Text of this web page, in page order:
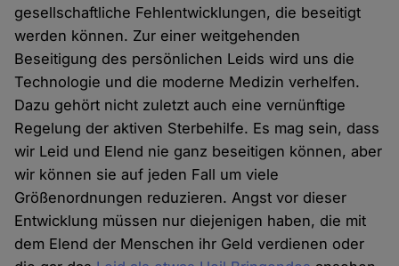
gesellschaftliche Fehlentwicklungen, die beseitigt
werden können. Zur einer weitgehenden
Beseitigung des persönlichen Leids wird uns die
Technologie und die moderne Medizin verhelfen.
Dazu gehört nicht zuletzt auch eine vernünftige
Regelung der aktiven Sterbehilfe. Es mag sein, dass
wir Leid und Elend nie ganz beseitigen können, aber
wir können sie auf jeden Fall um viele
Größenordnungen reduzieren. Angst vor dieser
Entwicklung müssen nur diejenigen haben, die mit
dem Elend der Menschen ihr Geld verdienen oder